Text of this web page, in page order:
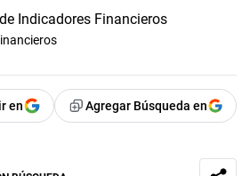
en Agregar Búsqueda en